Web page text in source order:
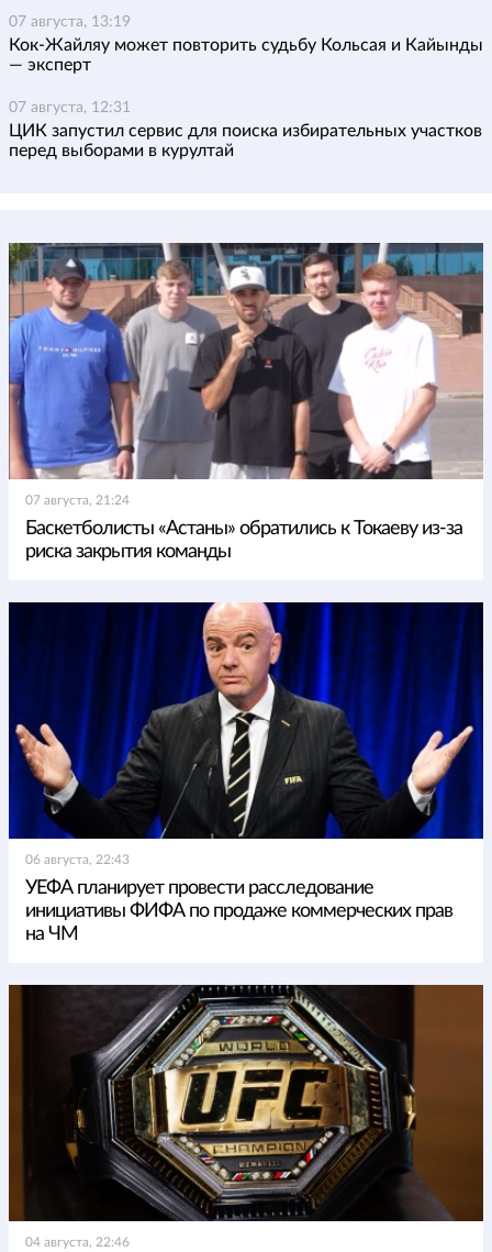
07 августа, 13:19
Кок-Жайляу может повторить судьбу Кольсая и Кайынды
— эксперт
07 августа, 12:31
ЦИК запустил сервис для поиска избирательных участков
перед выборами в курултай
07 августа, 21:24
Баскетболисты «Астаны» обратились к Токаеву из-за
риска закрытия команды
06 августа, 22:43
УЕФА планирует провести расследование
инициативы ФИФА по продаже коммерческих прав
на ЧМ
04 августа, 22:46